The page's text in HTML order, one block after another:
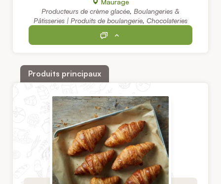
Maurage
Producteurs de crème glacée, Boulangeries &
Pâtisseries | Produits de boulangerie, Chocolateries
Produits principaux